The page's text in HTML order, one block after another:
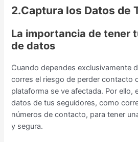
2.Captura los Datos de
La importancia de tener
de datos
Cuando dependes exclusivamente
corres el riesgo de perder contacto
plataforma se ve afectada. Por ello,
datos de tus seguidores, como
números de contacto, para tener
y segura.